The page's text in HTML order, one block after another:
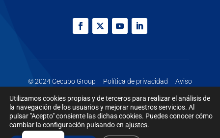
© 2024 Cecubo Group Política de privacidad
Aviso
Utilizamos cookies propias y de terceros para realizar el análisis de
la navegación de los usuarios y mejorar nuestros servicios. Al
pulsar "Acepto" consiente las dichas cookies. Puedes conocer cómo
cambiar la configuración pulsando en ajustes.